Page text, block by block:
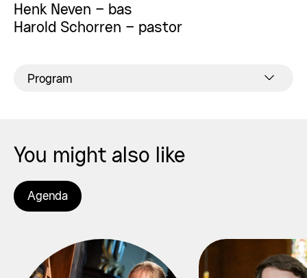
Henk Neven – bas
Harold Schorren – pastor
Program
You might also like
Agenda